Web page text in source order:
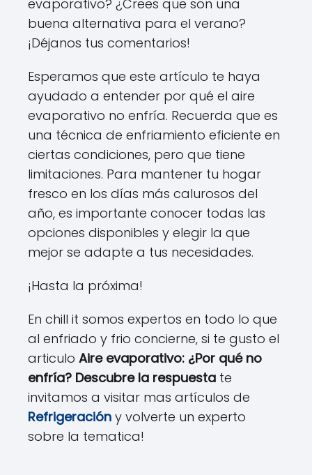
evaporativo? ¿Crees que son una
buena alternativa para el verano?
¡Déjanos tus comentarios!
Esperamos que este artículo te haya
ayudado a entender por qué el aire
evaporativo no enfría. Recuerda que es
una técnica de enfriamiento eficiente en
ciertas condiciones, pero que tiene
limitaciones. Para mantener tu hogar
fresco en los días más calurosos del
año, es importante conocer todas las
opciones disponibles y elegir la que
mejor se adapte a tus necesidades.
¡Hasta la próxima!
En chill it somos expertos en todo lo que
al enfriado y frio concierne, si te gusto el
articulo Aire evaporativo: ¿Por qué no
enfría? Descubre la respuesta te
invitamos a visitar mas artículos de
Refrigeración y volverte un experto
sobre la tematica!